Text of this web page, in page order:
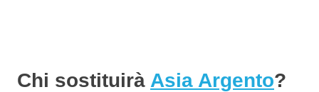
Chi sostituirà Asia Argento?